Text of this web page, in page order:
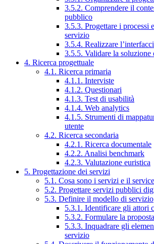
3.5.2. Comprendere il
pubblico
3.5.3. Progettare i processi
servizio
3.5.4. Realizzare
3.5.5. Validare la soluzione
4. Ricerca progettuale
4.1. Ricerca primaria
4.1.1. Interviste
4.1.2. Questionari
4.1.3. Test di usabilità
4.1.4. Web analytics
4.1.5. Strumenti di
utente
4.2. Ricerca secondaria
4.2.1. Ricerca documentale
4.2.2. Analisi benchmark
4.2.3. Valutazione euristica
5. Progettazione dei servizi
5.1. Cosa sono i servizi e il
5.2. Progettare servizi pubblici
5.3. Definire il modello di servizio
5.3.1. Identificare gli attori
5.3.2. Formulare la
5.3.3. Inquadrare gli
servizio